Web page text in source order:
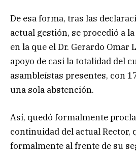
De esa forma, tras las
actual gestión, se procedió a
en la que el Dr. Gerardo Omar
apoyo de casi la totalidad del
asambleístas presentes, con
una sola abstención.
Así, quedó formalmente
continuidad del actual Rector,
formalmente al frente de su